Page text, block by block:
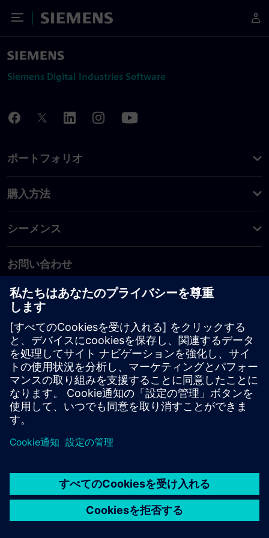
Toggle Menu
Siemens
Siemens Digital Industries Software
ポートフォリオ
購入方法
シーメンス
お問い合わせ
PLM製品のお問い合わせ
EDA製品のお問い合わせ
世界各地の事業拠点
サポート・センター
ご意見・ご要望
違法コピーの連絡先
© Siemens2026
タル・ミレニアム著作権法 (DMCA)
内部通報